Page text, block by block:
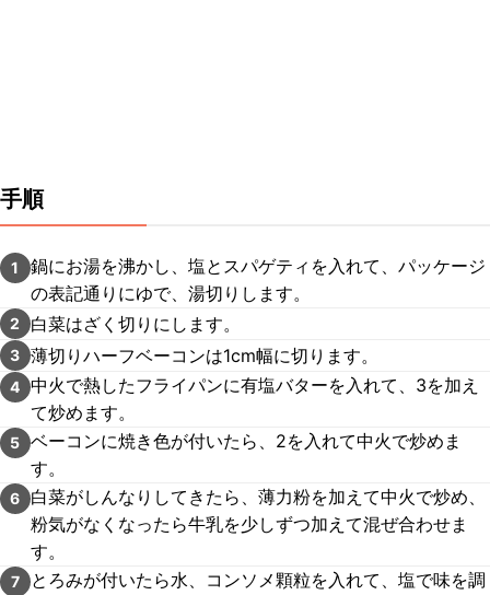
手順
1
鍋にお湯を沸かし、塩とスパゲティを入れて、パッケージ
の表記通りにゆで、湯切りします。
2 白菜はざく切りにします。
3 薄切りハーフベーコンは1cm幅に切ります。
4 中火で熱したフライパンに有塩バターを入れて、3を加え
て炒めます。
5 ベーコンに焼き色が付いたら、2を入れて中火で炒めま
す。
6
白菜がしんなりしてきたら、薄力粉を加えて中火で炒め、
粉気がなくなったら牛乳を少しずつ加えて混ぜ合わせま
す。
7
とろみが付いたら水、コンソメ顆粒を入れて、塩で味を調